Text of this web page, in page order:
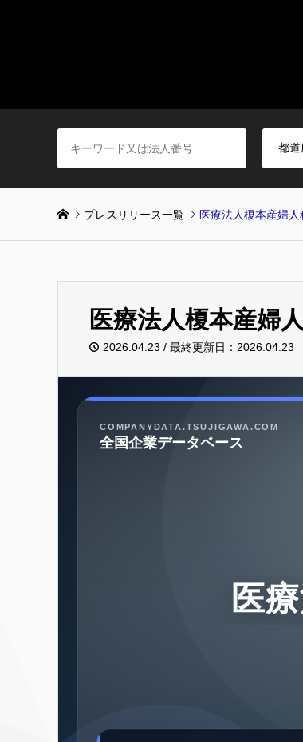
プレスリリース一覧 医療法人榎本産婦人
医療法人榎本産婦
2026.04.23 / 最終更新日：2026.04.23